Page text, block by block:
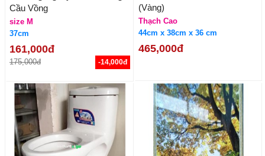
Cầu Vồng
size M
37cm
161,000đ
175,000đ -14,000đ
(Vàng)
Thạch Cao
44cm x 38cm x 36 cm
465,000đ